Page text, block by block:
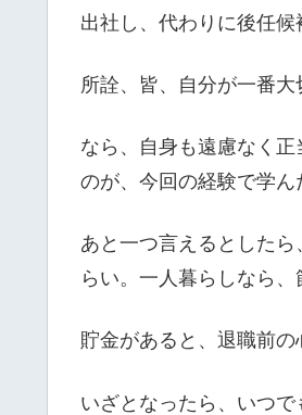
出社し、代わりに後任候
所詮、皆、自分が一番大
なら、自身も遠慮なく
のが、今回の経験で学ん
あと一つ言えるとした
らい。一人暮らしなら
貯金があると、退職前の
いざとなったら、いつで